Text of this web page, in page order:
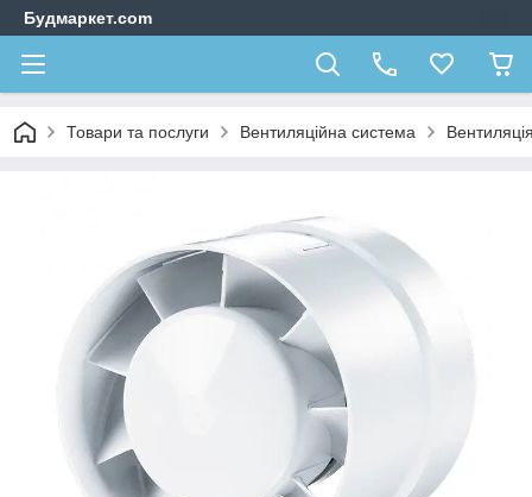
Будмаркет.com
Товари та послуги Вентиляційна система